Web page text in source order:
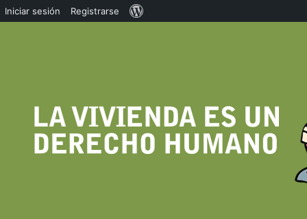
Iniciar sesión Registrarse